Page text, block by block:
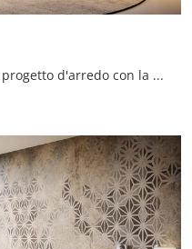
Definisci il tuo progetto d'arredo con la Carta da parati vinilica: se vuoi una soluzione design, Chanel fa al caso tuo.